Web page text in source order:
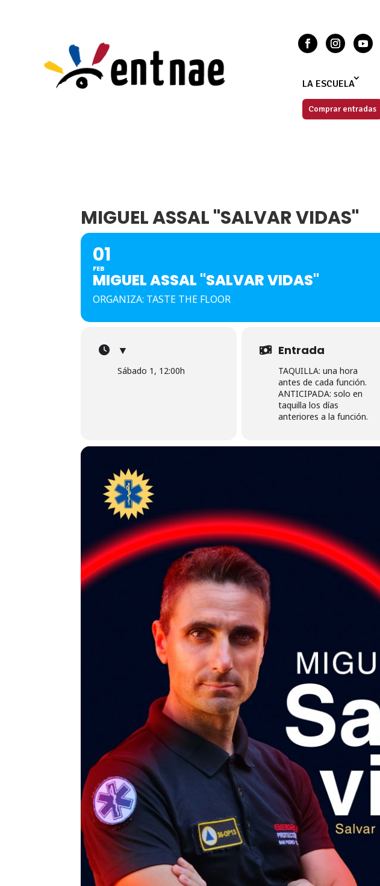
LA ESCUELA
Comprar entradas
MIGUEL ASSAL "SALVAR VIDAS"
01
FEB
MIGUEL ASSAL "SALVAR VIDAS"
ORGANIZA: TASTE THE FLOOR
▼
Sábado 1, 12:00h
Entrada
TAQUILLA: una hora
antes de cada función.
ANTICIPADA: solo en
taquilla los días
anteriores a la función.